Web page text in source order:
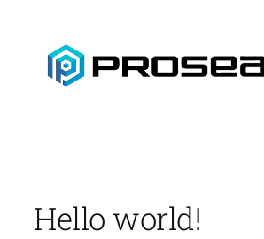
contenido
Hello world!